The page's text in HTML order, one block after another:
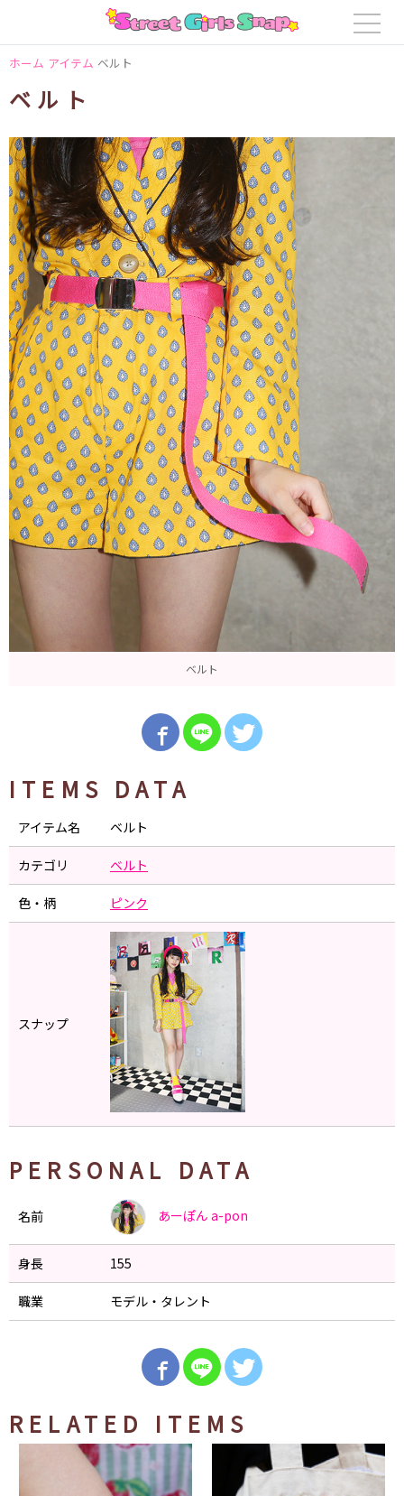
ホーム アイテム ベルト
ベルト
ベルト
ITEMS DATA
アイテム名 ベルト
カテゴリ ベルト
色・柄 ピンク
スナップ
PERSONAL DATA
名前 あーぽん a-pon
身長 155
職業 モデル・タレント
RELATED ITEMS